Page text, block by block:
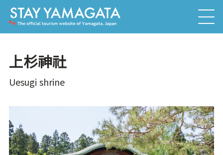
上杉神社
Uesugi shrine